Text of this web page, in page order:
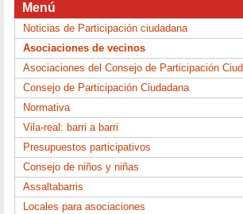
Menú
Noticias de Participación ciudadana
Asociaciones de vecinos
Asociaciones del Consejo de Participación
Consejo de Participación Ciudadana
Normativa
Vila-real: barri a barri
Presupuestos participativos
Consejo de niños y niñas
Assaltabarris
Locales para asociaciones